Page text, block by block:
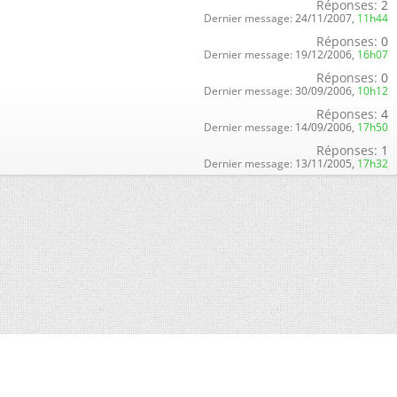
Réponses: 2
Dernier message: 24/11/2007, 11h44
Réponses: 0
Dernier message: 19/12/2006, 16h07
Réponses: 0
Dernier message: 30/09/2006, 10h12
Réponses: 4
Dernier message: 14/09/2006, 17h50
Réponses: 1
Dernier message: 13/11/2005, 17h32